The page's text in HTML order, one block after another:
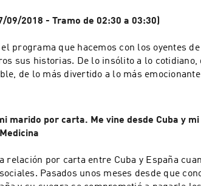
09/2018 - Tramo de 02:30 a 03:30)
programa que hacemos con los oyentes
sus historias. De lo insólito a lo cotidiano,
de lo más divertido a lo más
marido por carta. Me vine desde Cuba y
relación por carta entre Cuba y España
Pasados unos meses desde que